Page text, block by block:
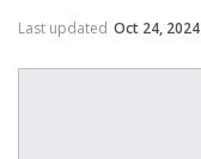
Last updated Oct 24, 2024